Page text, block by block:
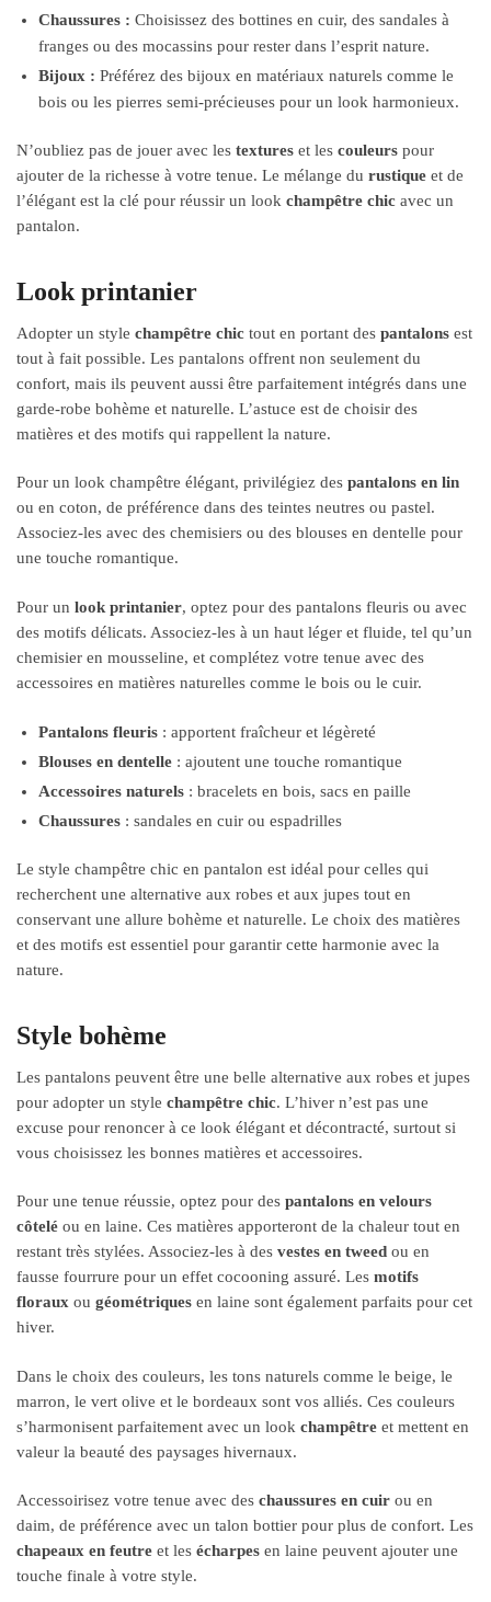
Chaussures : Choisissez des bottines en cuir, des sandales à
franges ou des mocassins pour rester dans l’esprit nature.
Bijoux : Préférez des bijoux en matériaux naturels comme le
bois ou les pierres semi-précieuses pour un look harmonieux.
N’oubliez pas de jouer avec les textures et les couleurs pour
ajouter de la richesse à votre tenue. Le mélange du rustique et de
l’élégant est la clé pour réussir un look champêtre chic avec un
pantalon.
Look printanier
Adopter un style champêtre chic tout en portant des pantalons est
tout à fait possible. Les pantalons offrent non seulement du
confort, mais ils peuvent aussi être parfaitement intégrés dans une
garde-robe bohème et naturelle. L’astuce est de choisir des
matières et des motifs qui rappellent la nature.
Pour un look champêtre élégant, privilégiez des pantalons en lin
ou en coton, de préférence dans des teintes neutres ou pastel.
Associez-les avec des chemisiers ou des blouses en dentelle pour
une touche romantique.
Pour un look printanier, optez pour des pantalons fleuris ou avec
des motifs délicats. Associez-les à un haut léger et fluide, tel qu’un
chemisier en mousseline, et complétez votre tenue avec des
accessoires en matières naturelles comme le bois ou le cuir.
Pantalons fleuris : apportent fraîcheur et légèreté
Blouses en dentelle : ajoutent une touche romantique
Accessoires naturels : bracelets en bois, sacs en paille
Chaussures : sandales en cuir ou espadrilles
Le style champêtre chic en pantalon est idéal pour celles qui
recherchent une alternative aux robes et aux jupes tout en
conservant une allure bohème et naturelle. Le choix des matières
et des motifs est essentiel pour garantir cette harmonie avec la
nature.
Style bohème
Les pantalons peuvent être une belle alternative aux robes et jupes
pour adopter un style champêtre chic. L’hiver n’est pas une
excuse pour renoncer à ce look élégant et décontracté, surtout si
vous choisissez les bonnes matières et accessoires.
Pour une tenue réussie, optez pour des pantalons en velours
côtelé ou en laine. Ces matières apporteront de la chaleur tout en
restant très stylées. Associez-les à des vestes en tweed ou en
fausse fourrure pour un effet cocooning assuré. Les motifs
floraux ou géométriques en laine sont également parfaits pour cet
hiver.
Dans le choix des couleurs, les tons naturels comme le beige, le
marron, le vert olive et le bordeaux sont vos alliés. Ces couleurs
s’harmonisent parfaitement avec un look champêtre et mettent en
valeur la beauté des paysages hivernaux.
Accessoirisez votre tenue avec des chaussures en cuir ou en
daim, de préférence avec un talon bottier pour plus de confort. Les
chapeaux en feutre et les écharpes en laine peuvent ajouter une
touche finale à votre style.